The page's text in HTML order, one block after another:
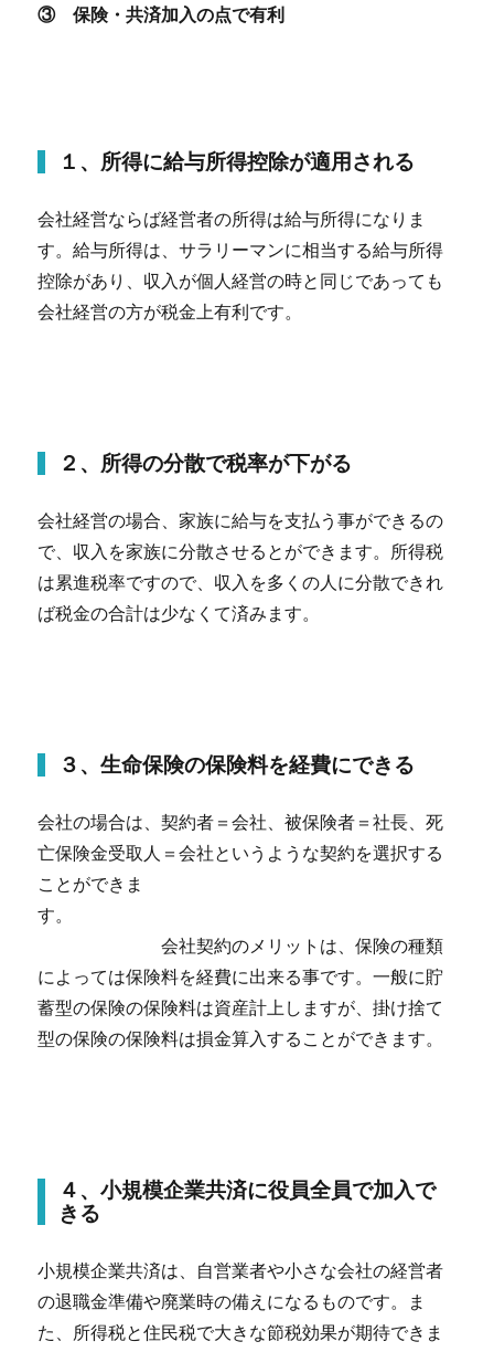
③ 保険・共済加入の点で有利
１、所得に給与所得控除が適用される
会社経営ならば経営者の所得は給与所得になりま
す。給与所得は、サラリーマンに相当する給与所得
控除があり、収入が個人経営の時と同じであっても
会社経営の方が税金上有利です。
２、所得の分散で税率が下がる
会社経営の場合、家族に給与を支払う事ができるの
で、収入を家族に分散させるとができます。所得税
は累進税率ですので、収入を多くの人に分散できれ
ば税金の合計は少なくて済みます。
３、生命保険の保険料を経費にできる
会社の場合は、契約者＝会社、被保険者＝社長、死
亡保険金受取人＝会社というような契約を選択する
ことができま
す。
会社契約のメリットは、保険の種類
によっては保険料を経費に出来る事です。一般に貯
蓄型の保険の保険料は資産計上しますが、掛け捨て
型の保険の保険料は損金算入することができます。
４、小規模企業共済に役員全員で加入で
きる
小規模企業共済は、自営業者や小さな会社の経営者
の退職金準備や廃業時の備えになるものです。ま
た、所得税と住民税で大きな節税効果が期待できま